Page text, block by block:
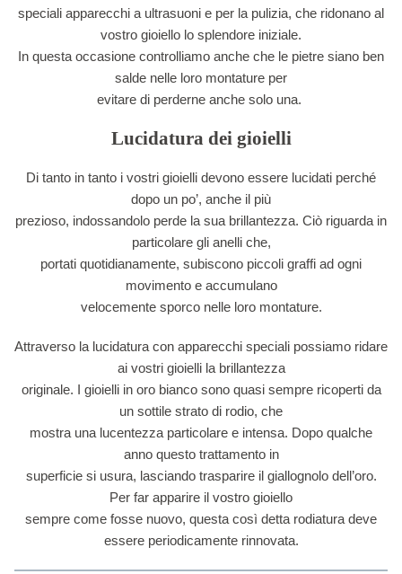
speciali apparecchi a ultrasuoni e per la pulizia, che ridonano al
vostro gioiello lo splendore iniziale.
In questa occasione controlliamo anche che le pietre siano ben
salde nelle loro montature per
evitare di perderne anche solo una.
Lucidatura dei gioielli
Di tanto in tanto i vostri gioielli devono essere lucidati perché
dopo un po’, anche il più
prezioso, indossandolo perde la sua brillantezza. Ciò riguarda in
particolare gli anelli che,
portati quotidianamente, subiscono piccoli graffi ad ogni
movimento e accumulano
velocemente sporco nelle loro montature.
Attraverso la lucidatura con apparecchi speciali possiamo ridare
ai vostri gioielli la brillantezza
originale. I gioielli in oro bianco sono quasi sempre ricoperti da
un sottile strato di rodio, che
mostra una lucentezza particolare e intensa. Dopo qualche
anno questo trattamento in
superficie si usura, lasciando trasparire il giallognolo dell’oro.
Per far apparire il vostro gioiello
sempre come fosse nuovo, questa così detta rodiatura deve
essere periodicamente rinnovata.